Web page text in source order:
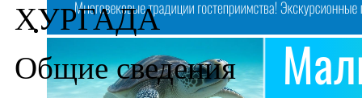
ХУРГАДA
Общие сведения